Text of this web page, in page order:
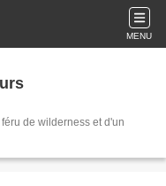
MENU
de wilderness et d'un